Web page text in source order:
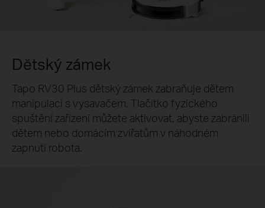
Dětský zámek
Tapo RV30 Plus dětský zámek zabraňuje dětem
manipulaci s vysavačem. Tlačítko fyzického
spuštění zařízení můžete aktivovat, abyste zabránili
dětem nebo domácím zvířatům v náhodném
zapnutí robota.